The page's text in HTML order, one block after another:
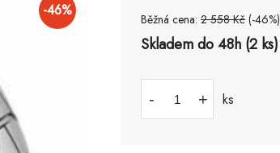
-46% Běžná cena: 2 558 Kč (-46%)
Skladem do 48h (2 ks)
- + ks